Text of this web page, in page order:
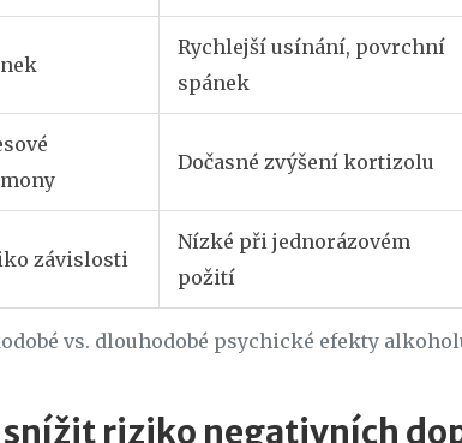
vs. dlouhodobé psychické efekty
Rychlejší usínání, povrchní
spánek
Dočasné zvýšení kortizolu
závislosti
Nízké při jednorázovém
požití
snížit riziko negativních